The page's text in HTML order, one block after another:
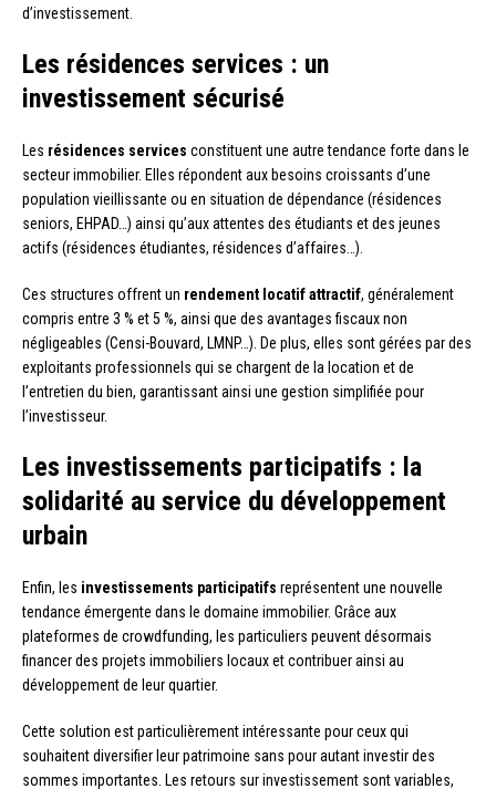
d’investissement.
Les résidences services : un
investissement sécurisé
Les résidences services constituent une autre tendance forte dans le
secteur immobilier. Elles répondent aux besoins croissants d’une
population vieillissante ou en situation de dépendance (résidences
seniors, EHPAD…) ainsi qu’aux attentes des étudiants et des jeunes
actifs (résidences étudiantes, résidences d’affaires…).
Ces structures offrent un rendement locatif attractif, généralement
compris entre 3 % et 5 %, ainsi que des avantages fiscaux non
négligeables (Censi-Bouvard, LMNP…). De plus, elles sont gérées par des
exploitants professionnels qui se chargent de la location et de
l’entretien du bien, garantissant ainsi une gestion simplifiée pour
l’investisseur.
Les investissements participatifs : la
solidarité au service du développement
urbain
Enfin, les investissements participatifs représentent une nouvelle
tendance émergente dans le domaine immobilier. Grâce aux
plateformes de crowdfunding, les particuliers peuvent désormais
financer des projets immobiliers locaux et contribuer ainsi au
développement de leur quartier.
Cette solution est particulièrement intéressante pour ceux qui
souhaitent diversifier leur patrimoine sans pour autant investir des
sommes importantes. Les retours sur investissement sont variables,